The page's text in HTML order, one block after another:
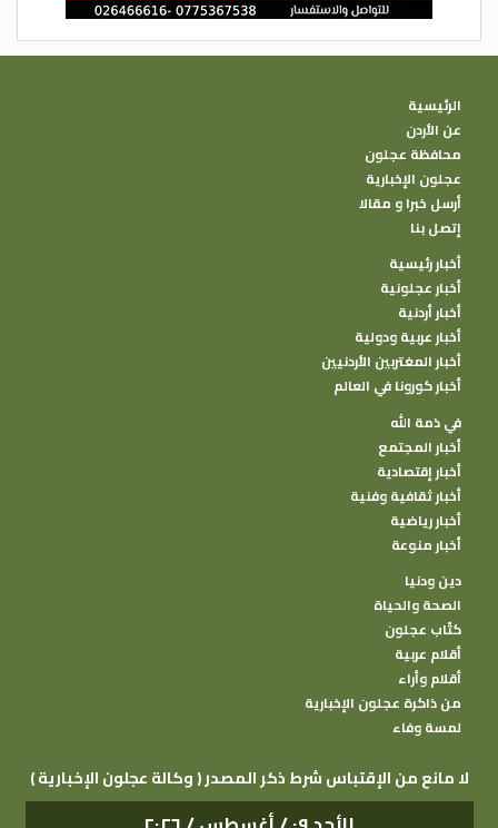
الرئيسية
عن الأردن
محافظة عجلون
عجلون الإخبارية
أرسل خبرا و مقالا
إتصل بنا
أخبار رئيسية
أخبار عجلونية
أخبار أردنية
أخبار عربية ودولية
أخبار المغتربين الأردنيين
أخبار كورونا في العالم
في ذمة الله
أخبار المجتمع
أخبار إقتصادية
أخبار ثقافية وفنية
أخبار رياضية
أخبار منوعة
دين ودنيا
الصحة والحياة
كتًاب عجلون
أقلام عربية
أقلام وأراء
من ذاكرة عجلون الإخبارية
لمسة وفاء
( وكالة عجلون الإخبارية ) لا مانع من الإقتباس شرط ذكر المصدر